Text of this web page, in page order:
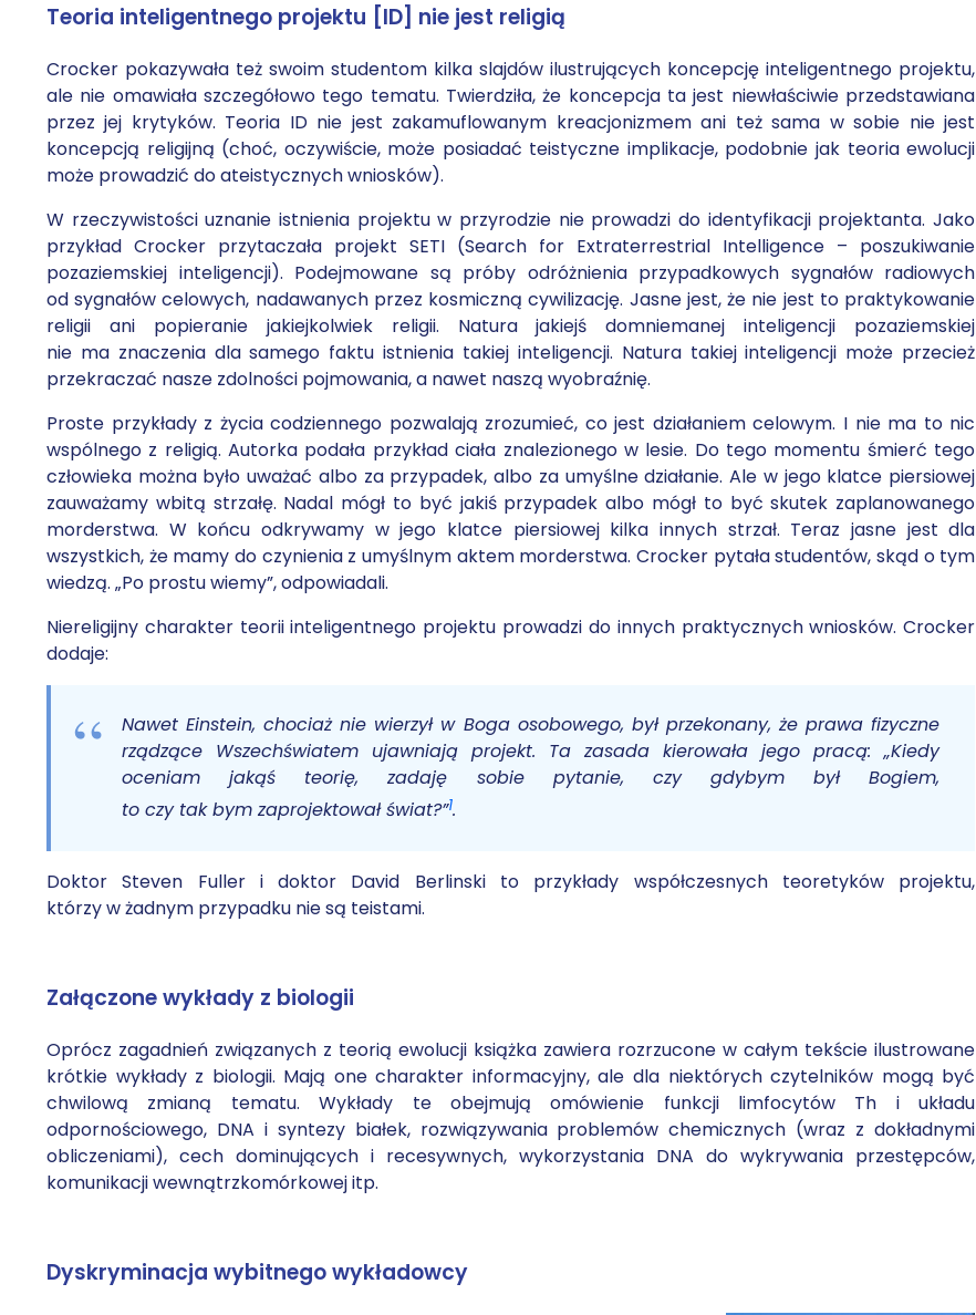
Teoria inteligentnego projektu [ID] nie jest religią
Crocker pokazywała też swoim studentom kilka slajdów ilustrujących koncepcję inteligentnego projektu,
ale nie omawiała szczegółowo tego tematu. Twierdziła, że koncepcja ta jest niewłaściwie przedstawiana
przez jej krytyków. Teoria ID nie jest zakamuflowanym kreacjonizmem ani też sama w sobie nie jest
koncepcją religijną (choć, oczywiście, może posiadać teistyczne implikacje, podobnie jak teoria ewolucji
może prowadzić do ateistycznych wniosków).
W rzeczywistości uznanie istnienia projektu w przyrodzie nie prowadzi do identyfikacji projektanta. Jako
przykład Crocker przytaczała projekt SETI (Search for Extraterrestrial Intelligence – poszukiwanie
pozaziemskiej inteligencji). Podejmowane są próby odróżnienia przypadkowych sygnałów radiowych
od sygnałów celowych, nadawanych przez kosmiczną cywilizację. Jasne jest, że nie jest to praktykowanie
religii ani popieranie jakiejkolwiek religii. Natura jakiejś domniemanej inteligencji pozaziemskiej
nie ma znaczenia dla samego faktu istnienia takiej inteligencji. Natura takiej inteligencji może przecież
przekraczać nasze zdolności pojmowania, a nawet naszą wyobraźnię.
Proste przykłady z życia codziennego pozwalają zrozumieć, co jest działaniem celowym. I nie ma to nic
wspólnego z religią. Autorka podała przykład ciała znalezionego w lesie. Do tego momentu śmierć tego
człowieka można było uważać albo za przypadek, albo za umyślne działanie. Ale w jego klatce piersiowej
zauważamy wbitą strzałę. Nadal mógł to być jakiś przypadek albo mógł to być skutek zaplanowanego
morderstwa. W końcu odkrywamy w jego klatce piersiowej kilka innych strzał. Teraz jasne jest dla
wszystkich, że mamy do czynienia z umyślnym aktem morderstwa. Crocker pytała studentów, skąd o tym
wiedzą. „Po prostu wiemy”, odpowiadali.
Niereligijny charakter teorii inteligentnego projektu prowadzi do innych praktycznych wniosków. Crocker
dodaje:
Nawet Einstein, chociaż nie wierzył w Boga osobowego, był przekonany, że prawa fizyczne
rządzące Wszechświatem ujawniają projekt. Ta zasada kierowała jego pracą: „Kiedy
oceniam jakąś teorię, zadaję sobie pytanie, czy gdybym był Bogiem,
to czy tak bym zaprojektował świat?”1.
Doktor Steven Fuller i doktor David Berlinski to przykłady współczesnych teoretyków projektu,
którzy w żadnym przypadku nie są teistami.
Załączone wykłady z biologii
Oprócz zagadnień związanych z teorią ewolucji książka zawiera rozrzucone w całym tekście ilustrowane
krótkie wykłady z biologii. Mają one charakter informacyjny, ale dla niektórych czytelników mogą być
chwilową zmianą tematu. Wykłady te obejmują omówienie funkcji limfocytów Th i układu
odpornościowego, DNA i syntezy białek, rozwiązywania problemów chemicznych (wraz z dokładnymi
obliczeniami), cech dominujących i recesywnych, wykorzystania DNA do wykrywania przestępców,
komunikacji wewnątrzkomórkowej itp.
Dyskryminacja wybitnego wykładowcy